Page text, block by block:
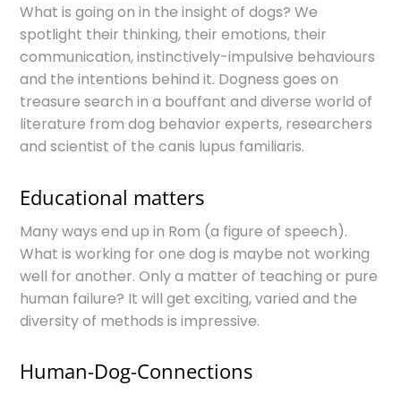
What is going on in the insight of dogs? We
spotlight their thinking, their emotions, their
communication, instinctively-impulsive behaviours
and the intentions behind it. Dogness goes on
treasure search in a bouffant and diverse world of
literature from dog behavior experts, researchers
and scientist of the canis lupus familiaris.
Educational matters
Many ways end up in Rom (a figure of speech).
What is working for one dog is maybe not working
well for another. Only a matter of teaching or pure
human failure? It will get exciting, varied and the
diversity of methods is impressive.
Human-Dog-Connections